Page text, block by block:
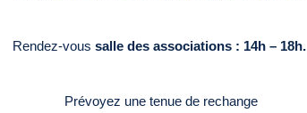
Rendez-vous salle des associations : 14h – 18h.
Prévoyez une tenue de rechange